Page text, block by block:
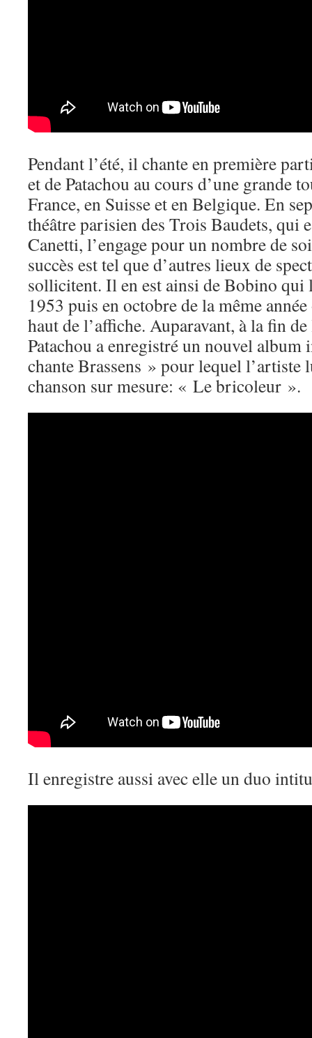
Pendant l’été, il chante en première
et de Patachou au cours d’une grande
France, en Suisse et en Belgique. En
théâtre parisien des Trois Baudets, qui
Canetti, l’engage pour un nombre de
succès est tel que d’autres lieux de
sollicitent. Il en est ainsi de Bobino qui
1953 puis en octobre de la même
haut de l’affiche. Auparavant, à la fin
Patachou a enregistré un nouvel album
chante Brassens » pour lequel l’artiste
chanson sur mesure: « Le bricoleur ».
Il enregistre aussi avec elle un duo